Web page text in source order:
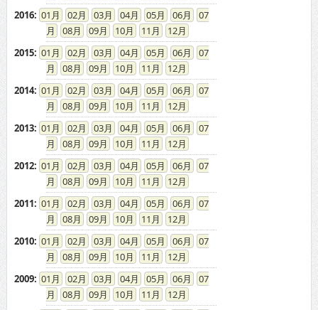
2016: 01 02 03 04 05 06
07
08
09 10 11
12
2015: 01 02 03 04 05 06
07
08
09 10 11
12
2014: 01 02 03 04 05 06
07
08
09 10 11
12
2013: 01 02 03 04 05 06
07
08
09 10 11
12
2012: 01 02 03 04 05 06
07
08
09 10 11
12
2011: 01 02 03 04 05 06
07
08
09 10 11
12
2010: 01 02 03 04 05 06
07
08
09 10 11
12
2009: 01 02 03 04 05 06
07
08
09 10 11
12